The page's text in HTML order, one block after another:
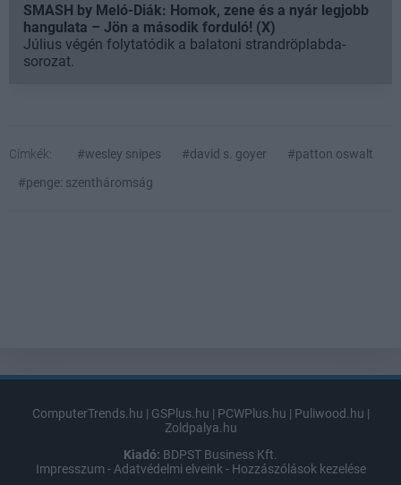
SMASH by Meló-Diák: Homok, zene és a nyár legjobb
hangulata – Jön a második forduló! (X)
Július végén folytatódik a balatoni strandröplabda-
sorozat.
Címkék: #wesley snipes #david s. goyer
#patton oswalt
#penge: szentháromság
ComputerTrends.hu | GSPlus.hu | PCWPlus.hu | Puliwood.hu |
Zoldpalya.hu
Kiadó: BDPST Business Kft.
Impresszum - Adatvédelmi elveink - Hozzászólások kezelése